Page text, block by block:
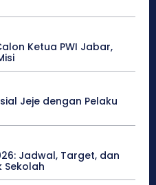
Ketua PWI Jabar,
Jeje dengan Pelaku
Jadwal, Target, dan
Sekolah